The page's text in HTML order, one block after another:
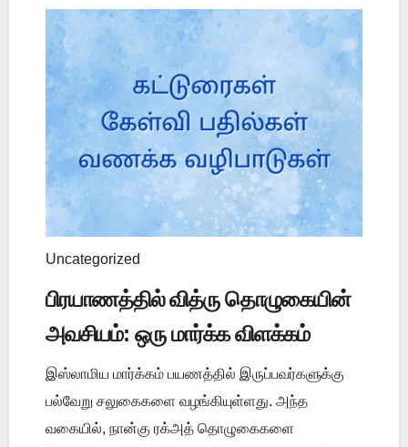
Uncategorized
பிரயாணத்தில் வித்ரு தொழுகையின்
அவசியம்: ஒரு மார்க்க விளக்கம்
இஸ்லாமிய மார்க்கம் பயணத்தில் இருப்பவர்களுக்கு
பல்வேறு சலுகைகளை வழங்கியுள்ளது. அந்த
வகையில், நான்கு ரக்அத் தொழுகைகளை